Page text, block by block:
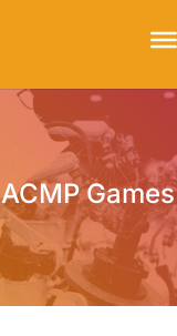
ACMP Games